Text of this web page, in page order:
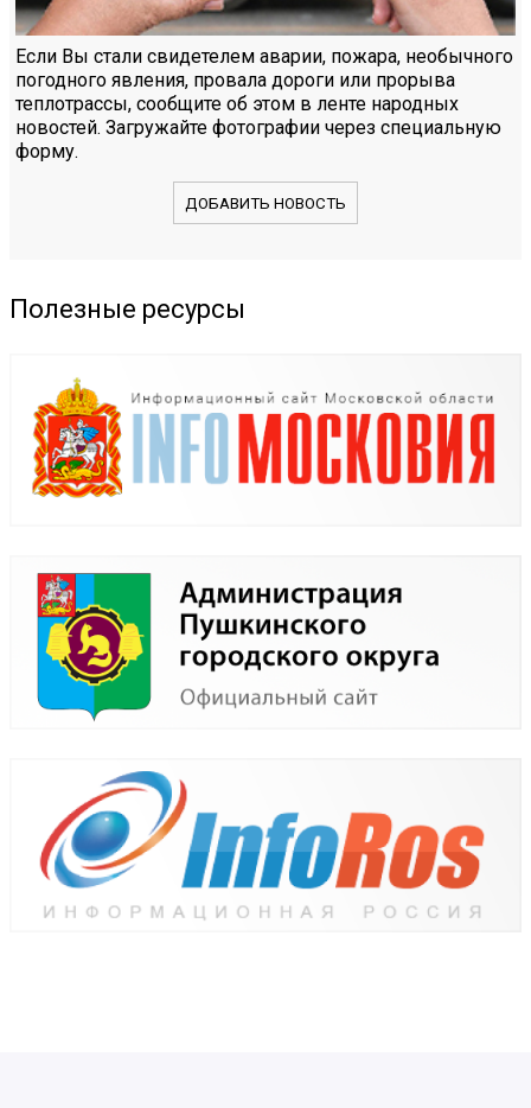
Если Вы стали свидетелем аварии, пожара, необычного
погодного явления, провала дороги или прорыва
теплотрассы, сообщите об этом в ленте народных
новостей. Загружайте фотографии через специальную
форму.
ДОБАВИТЬ НОВОСТЬ
Полезные ресурсы